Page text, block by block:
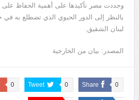
وجددت مصر تأكيدها على أهمية الحفاظ على
بالنظر إلى الدور الحيوي الذي تضطلع به في
لبنان الشقيق.
المصدر: بيان من الخارجية
Share 0
Tweet 0
0